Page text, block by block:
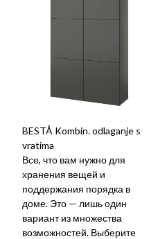
BESTÅ Kombin. odlaganje s
vratima
Все, что вам нужно для
хранения вещей и
поддержания порядка в
доме. Это — лишь один
вариант из множества
возможностей. Выберите